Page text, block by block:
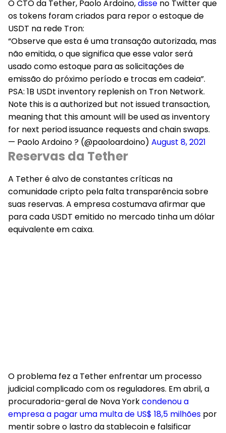
O CTO da Tether, Paolo Ardoino,disse no Twitter que
os tokens foram criados para repor o estoque de
USDT na rede Tron:
“Observe que esta é uma transação autorizada, mas
não emitida, o que significa que esse valor será
usado como estoque para as solicitações de
emissão do próximo período e trocas em cadeia”.
PSA: 1B USDt inventory replenish on Tron Network.
Note this is a authorized but not issued transaction,
meaning that this amount will be used as inventory
for next period issuance requests and chain swaps.
— Paolo Ardoino ? (@paoloardoino) August 8, 2021
Reservas da Tether
A Tether é alvo de constantes críticas na
comunidade cripto pela falta transparência sobre
suas reservas. A empresa costumava afirmar que
para cada USDT emitido no mercado tinha um dólar
equivalente em caixa.
O problema fez a Tether enfrentar um processo
judicial complicado com os reguladores. Em abril, a
procuradoria-geral de Nova Yorkcondenou a
empresa a pagar uma multa de US$ 18,5 milhões por
mentir sobre o lastro da stablecoin e falsificar